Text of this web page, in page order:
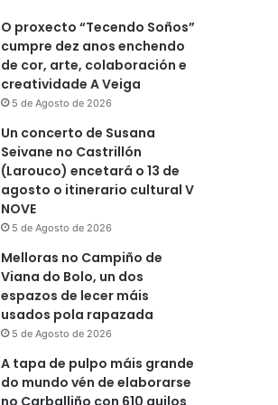
O proxecto “Tecendo Soños”
cumpre dez anos enchendo
de cor, arte, colaboración e
creatividade A Veiga
5 de Agosto de 2026
Un concerto de Susana
Seivane no Castrillón
(Larouco) encetará o 13 de
agosto o itinerario cultural V
NOVE
5 de Agosto de 2026
Melloras no Campiño de
Viana do Bolo, un dos
espazos de lecer máis
usados pola rapazada
5 de Agosto de 2026
A tapa de pulpo máis grande
do mundo vén de elaborarse
no Carballiño con 610 quilos